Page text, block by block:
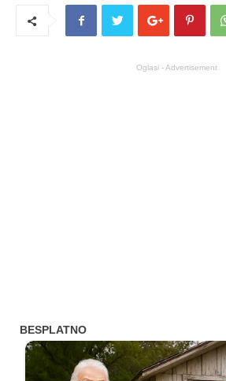
Oglasi - Advertisement